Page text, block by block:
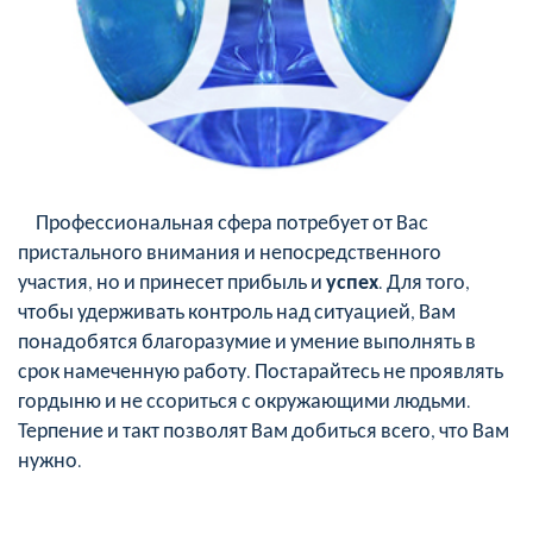
Профессиональная сфера потребует от Вас
пристального внимания и непосредственного
участия, но и принесет прибыль иуспех. Для того,
чтобы удерживать контроль над ситуацией, Вам
понадобятся благоразумие и умение выполнять в
срок намеченную работу. Постарайтесь не проявлять
гордыню и не ссориться с окружающими людьми.
Терпение и такт позволят Вам добиться всего, что Вам
нужно.